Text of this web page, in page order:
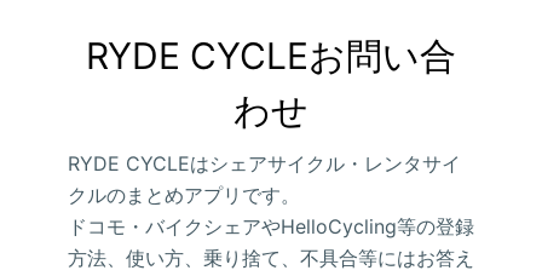
RYDE CYCLEお問い合
わせ
RYDE CYCLEはシェアサイクル・レンタサイ
クルのまとめアプリです。
ドコモ・バイクシェアやHelloCycling等の登録
方法、使い方、乗り捨て、不具合等にはお答え